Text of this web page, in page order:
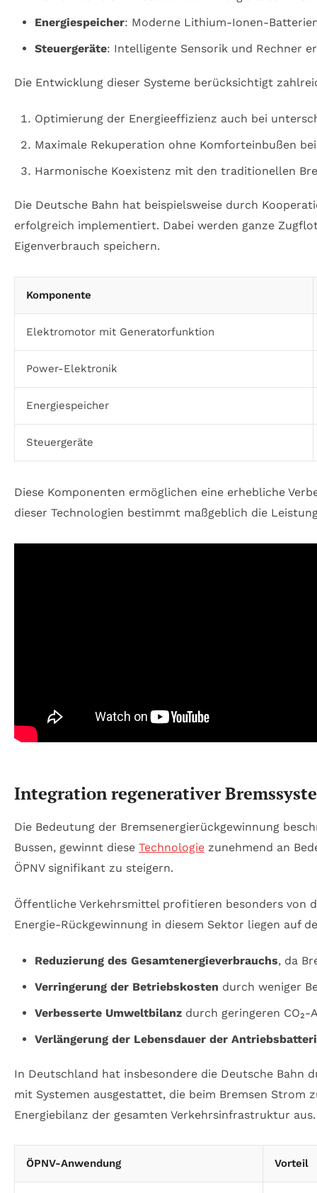
Energiespeicher: Moderne Lithium-Ionen-
Steuergeräte: Intelligente Sensorik und Rechner
Die Entwicklung dieser Systeme berücksichtigt
Optimierung der Energieeffizienz auch bei
Maximale Rekuperation ohne Komforteinbußen
Harmonische Koexistenz mit den traditionellen
Die Deutsche Bahn hat beispielsweise durch
erfolgreich implementiert. Dabei werden ganze
Eigenverbrauch speichern.
Komponente
Elektromotor mit Generatorfunktion
Power-Elektronik
Energiespeicher
Steuergeräte
Diese Komponenten ermöglichen eine erhebliche
dieser Technologien bestimmt maßgeblich die
Integration regenerativer
Die Bedeutung der Bremsenergierückgewinnung
Bussen, gewinnt diese Technologie zunehmend an
ÖPNV signifikant zu steigern.
Öffentliche Verkehrsmittel profitieren besonders von
Energie-Rückgewinnung in diesem Sektor liegen auf
Reduzierung des Gesamtenergieverbrauchs, da
Verringerung der Betriebskosten durch weniger
Verbesserte Umweltbilanzdurch geringeren CO₂-
Verlängerung der Lebensdauer der
In Deutschland hat insbesondere die Deutsche Bahn
mit Systemen ausgestattet, die beim Bremsen Strom
Energiebilanz der gesamten Verkehrsinfrastruktur aus.
ÖPNV-Anwendung Vorteil